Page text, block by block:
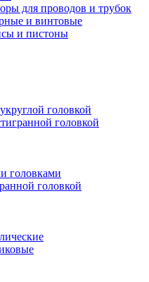
для проводов и трубок
и винтовые
и пистоны
головкой
головкой
головками
головкой